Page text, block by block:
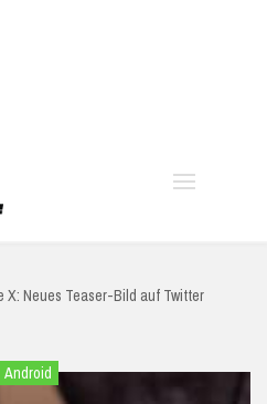
X: Neues Teaser-Bild auf Twitter
Android